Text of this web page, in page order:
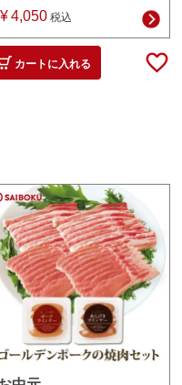
¥4,050 税込
カートに入れる